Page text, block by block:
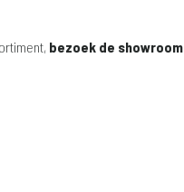
bezoek de showroom